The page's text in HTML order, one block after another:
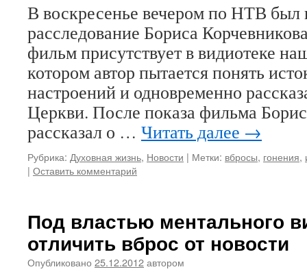
В воскресенье вечером по НТВ был
расследование Бориса
фильм присутствует в видиотеке
котором автор пытается понять
настроений и одновременно
Церкви. После показа фильма
рассказал о … Читать далее →
Рубрика: Духовная жизнь, Новости | Метки: вбросы, гонения,
| Оставить комментарий
Под властью ментального
отличить вброс от новости
Опубликовано 25.12.2012автором